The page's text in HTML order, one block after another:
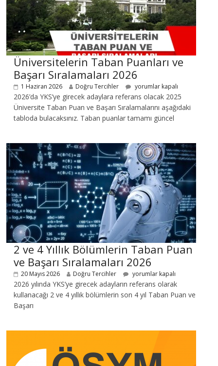
Üniversitelerin Taban Puanları ve
Başarı Sıralamaları 2026
1 Haziran 2026 Doğru Tercihler yorumlar kapalı
2026’da YKS’ye girecek adaylara referans olacak 2025
Üniversite Taban Puan ve Başarı Sıralamalarını aşağıdaki
tabloda bulacaksınız. Taban puanlar tamamı güncel
2 ve 4 Yıllık Bölümlerin Taban Puan
ve Başarı Sıralamaları 2026
20 Mayıs 2026 Doğru Tercihler yorumlar kapalı
2026 yılında YKS’ye girecek adayların referans olarak
kullanacağı 2 ve 4 yıllık bölümlerin son 4 yıl Taban Puan ve
Başarı